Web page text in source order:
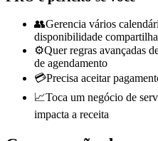
👥Gerencia vários
disponibilidade
⚙️Quer regras avançadas
de agendamento
💳Precisa aceitar
📈Toca um negócio de
impacta a receita